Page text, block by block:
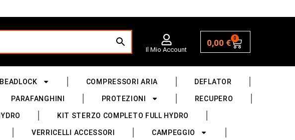
Il Mio Account
0,00 € 0
COMPRESSORI ARIA DEFLATOR
PARAFANGHINI PROTEZIONI RECUPERO
KIT STERZO COMPLETO FULL HYDRO
VERRICELLI ACCESSORI CAMPEGGIO